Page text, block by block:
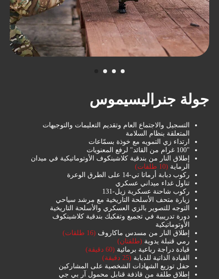
جولة جنراليسيموس
التسجيل والاجتماع العام وتقديم التعليمات والتوجيهات
المتعلقة بنظام السلامة
ارتداء زي التمويه مع خوذة بسمّاعات
"100 غرام من القائد" لرفع المعنويات
إطلاق النار من بندقية كلاشينكوف الأوتوماتيكية في ميدان
الرماية (10 طلقات)
ركوب دبابة أرماتا تي-14 على الطرق الوعرة
تناول غداء ميداني عسكري
ركوب شاحنة عسكرية زيل-131
زيارة متحف الأسلحة التاريخية مع مرشد سياحي
التوجه للتصوير بالزي العسكري والأسلحة التاريخية
دورة تدريبية في تجميع وتفكيك بندقية كلاشينكوف
الأوتوماتيكية
إطلاق النار من مسدس ماكاروف (16 طلقات)
رمي قنبلة يدوية (طلقتان)
قيادة دراجة رباعية برمائية (60 دقيقة)
القيادة الذاتية للدبابة (25 دقيقة)
حفل توزيع الشهادات الشخصية على المشاركين
إطلاق طلقة من قاذفة قنابل محمول آر بي جي